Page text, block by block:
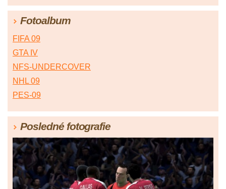
Fotoalbum
FIFA 09
GTA IV
NFS-UNDERCOVER
NHL 09
PES-09
Posledné fotografie